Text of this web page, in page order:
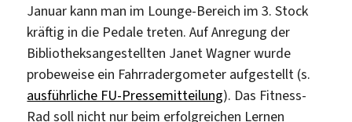
Januar kann man im Lounge-Bereich im 3. Stock
kräftig in die Pedale treten. Auf Anregung der
Bibliotheksangestellten Janet Wagner wurde
probeweise ein Fahrradergometer aufgestellt (s.
ausführliche FU-Pressemitteilung). Das Fitness-
Rad soll nicht nur beim erfolgreichen Lernen